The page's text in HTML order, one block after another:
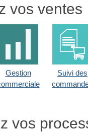
vos ventes
Gestion
Suivi des
vos